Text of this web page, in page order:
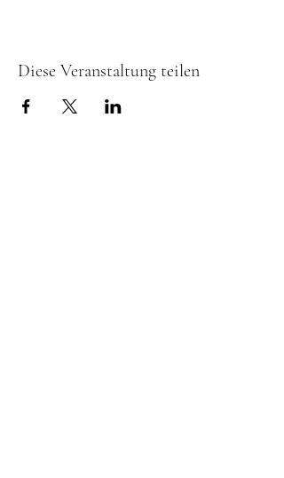
Diese Veranstaltung teilen